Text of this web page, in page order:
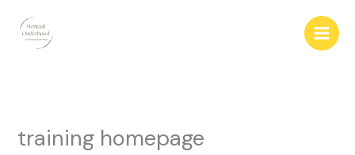
naar
training homepage